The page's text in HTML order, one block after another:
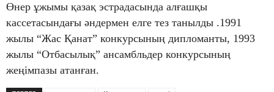
Өнер ұжымы қазақ эстрадасында алғашқы
кассетасындағы әндермен елге тез танылды .1991
жылы “Жас Қанат” конкурсының дипломанты, 1993
жылы “Отбасылық” ансамбльдер конкурсының
жеңімпазы атанған.